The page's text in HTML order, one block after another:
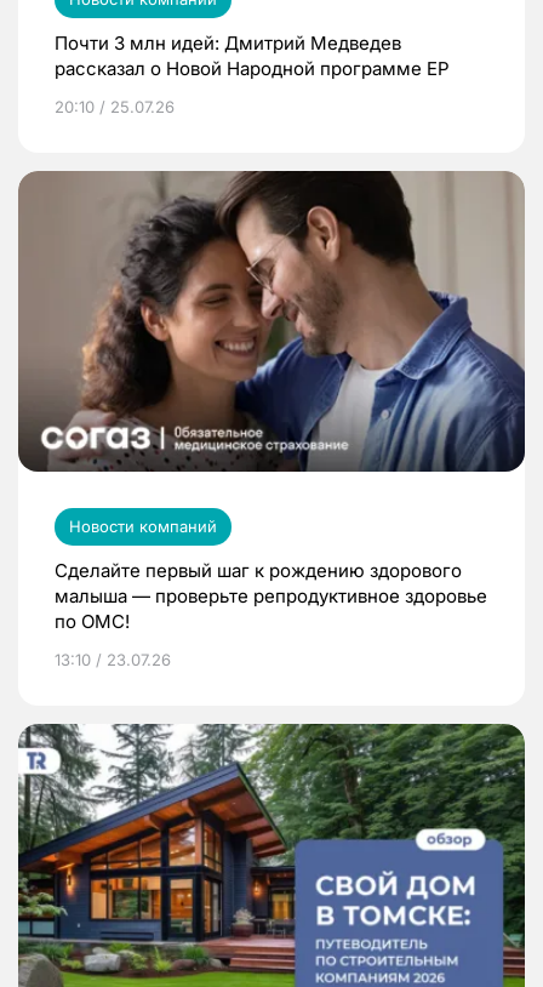
Почти 3 млн идей: Дмитрий Медведев
рассказал о Новой Народной программе ЕР
20:10 / 25.07.26
Новости компаний
Сделайте первый шаг к рождению здорового
малыша — проверьте репродуктивное здоровье
по ОМС!
13:10 / 23.07.26